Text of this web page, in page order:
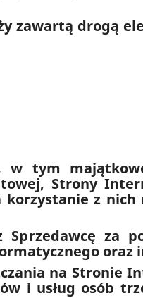
zawartą drogą
tym
Strony
z nich
za
oraz
na Stronie
i usług osób